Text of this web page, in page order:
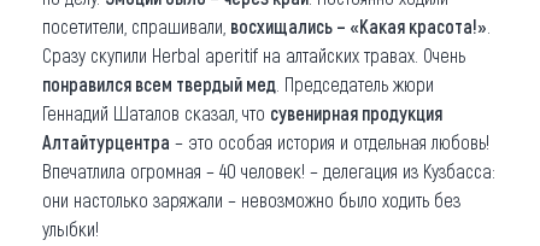
посетители, спрашивали, восхищались – «Какая красота!»
Сразу скупили Herbal aperitif на алтайских травах. Очень
понравился всем твердый мед . Председатель жюри
Геннадий Шаталов сказал, что сувенирная продукция
Алтайтурцентра – это особая история и отдельная любовь!
Впечатлила огромная – 40 человек! – делегация из Кузбасса:
они настолько заряжали – невозможно было ходить без
улыбки!